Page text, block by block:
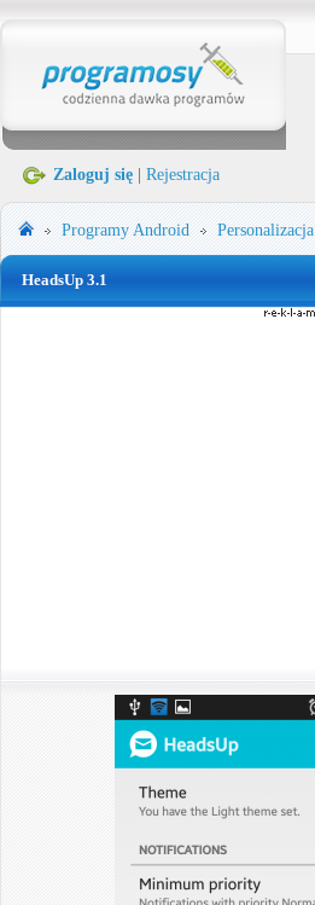
Zaloguj się Rejestracja
ProgramyAndroid Personalizacja
HeadsUp 3.1